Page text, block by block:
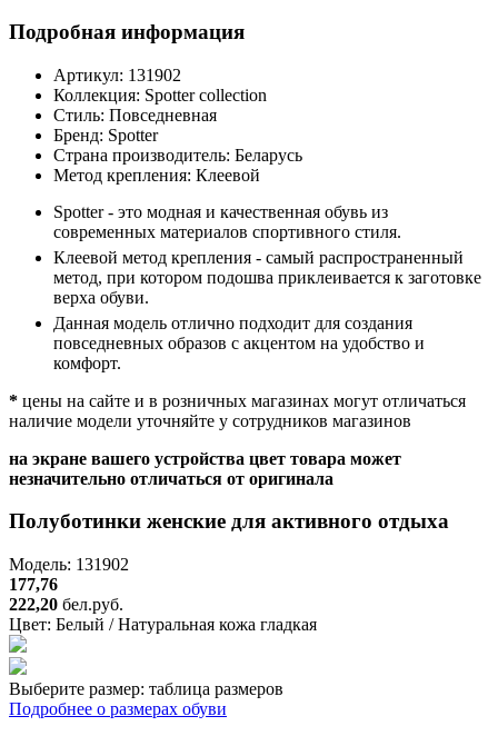
Подробная информация
Артикул: 131902
Коллекция: Spotter collection
Стиль: Повседневная
Бренд: Spotter
Страна производитель: Беларусь
Метод крепления: Клеевой
Spotter - это модная и качественная обувь из
современных материалов спортивного стиля.
Клеевой метод крепления - самый распространенный
метод, при котором подошва приклеивается к заготовке
верха обуви.
Данная модель отлично подходит для создания
повседневных образов с акцентом на удобство и
комфорт.
* цены на сайте и в розничных магазинах могут отличаться
наличие модели уточняйте у сотрудников магазинов
на экране вашего устройства цвет товара может
незначительно отличаться от оригинала
Полуботинки женские для активного отдыха
Модель: 131902
177,76
222,20 бел.руб.
Цвет: Белый / Натуральная кожа гладкая
Выберите размер: таблица размеров
Подробнее о размерах обуви